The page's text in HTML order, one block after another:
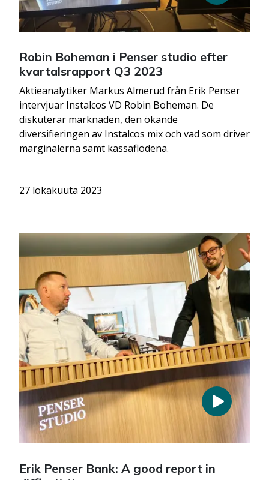
Robin Boheman i Penser studio efter
kvartalsrapport Q3 2023
Aktieanalytiker Markus Almerud från Erik Penser
intervjuar Instalcos VD Robin Boheman. De
diskuterar marknaden, den ökande
diversifieringen av Instalcos mix och vad som driver
marginalerna samt kassaflödena.
27 lokakuuta 2023
Erik Penser Bank: A good report in